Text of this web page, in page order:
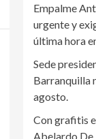
Empalme
urgente y
última hora
Sede
Barranquilla
agosto.
Con grafitis
Abelardo De